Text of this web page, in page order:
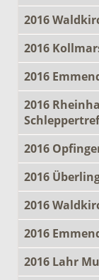
2016
2016
2016
2016
2016
2016
2016
2016
2016 Lahr